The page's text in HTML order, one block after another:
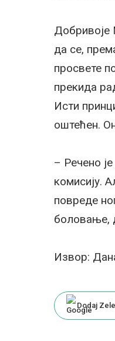
Добривоје
да се,
просвете
прекида
Исти
оштећен.
– Речено
комисију.
повреде
боловање,
Извор:
Dodaj